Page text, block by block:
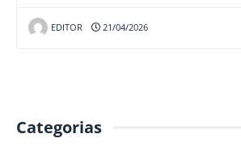
EDITOR 21/04/2026
Categorias